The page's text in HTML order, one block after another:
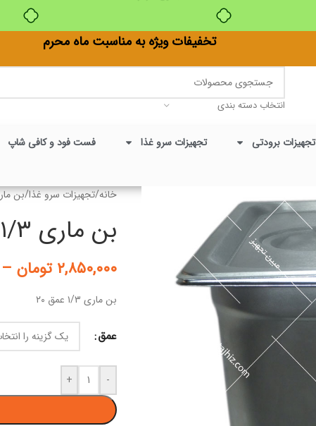
تخفیفات ویژه به مناسبت ماه محرم
انتخاب دسته بندی
تجهیزات برودتی تجهیزات سرو غذا فست فود و کافی شاپ
خانه/تجهیزات سرو غذا/بن
بن ماری ۱/۳
۲,۸۵۰,۰۰۰ تومان –
بن ماری ۱/۳ عمق ۲۰
عمق
-
+